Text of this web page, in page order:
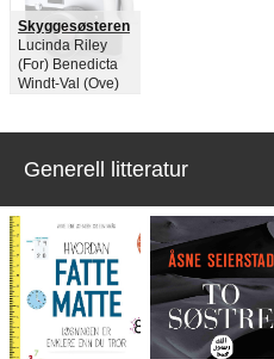
Skyggesøsteren
Lucinda Riley
(For) Benedicta
Windt-Val (Ove)
Generell litteratur